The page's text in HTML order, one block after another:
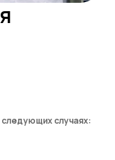
случаях: